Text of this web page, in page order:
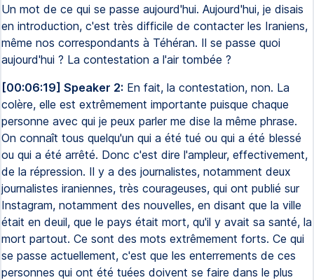
Un mot de ce qui se passe aujourd'hui. Aujourd'hui, je disais
en introduction, c'est très difficile de contacter les Iraniens,
même nos correspondants à Téhéran. Il se passe quoi
aujourd'hui ? La contestation a l'air tombée ?
[00:06:19] Speaker 2: En fait, la contestation, non. La
colère, elle est extrêmement importante puisque chaque
personne avec qui je peux parler me dise la même phrase.
On connaît tous quelqu'un qui a été tué ou qui a été blessé
ou qui a été arrêté. Donc c'est dire l'ampleur, effectivement,
de la répression. Il y a des journalistes, notamment deux
journalistes iraniennes, très courageuses, qui ont publié sur
Instagram, notamment des nouvelles, en disant que la ville
était en deuil, que le pays était mort, qu'il y avait sa santé, la
mort partout. Ce sont des mots extrêmement forts. Ce qui
se passe actuellement, c'est que les enterrements de ces
personnes qui ont été tuées doivent se faire dans le plus